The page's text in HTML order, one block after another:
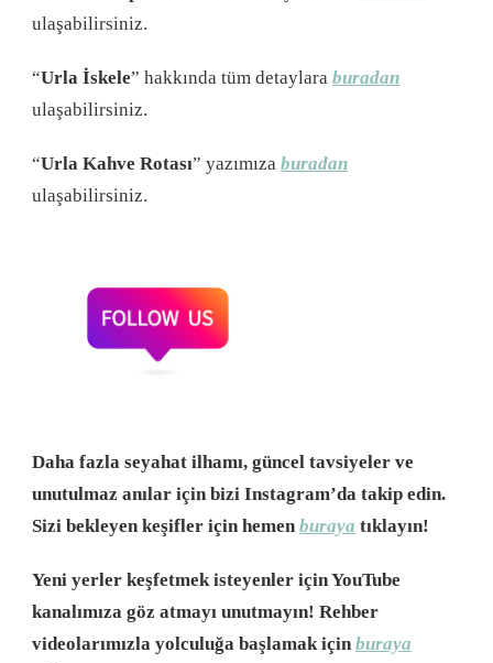
ulaşabilirsiniz.
“Urla İskele” hakkında tüm detaylara buradan
ulaşabilirsiniz.
“Urla Kahve Rotası” yazımıza buradan
ulaşabilirsiniz.
Daha fazla seyahat ilhamı, güncel tavsiyeler ve
unutulmaz anılar için bizi Instagram’da takip edin.
Sizi bekleyen keşifler için hemenburaya tıklayın!
Yeni yerler keşfetmek isteyenler için YouTube
kanalımıza göz atmayı unutmayın! Rehber
videolarımızla yolculuğa başlamak içinburaya